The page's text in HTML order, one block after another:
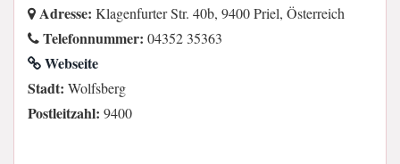
Adresse: Klagenfurter Str. 40b, 9400 Priel, Österreich
Telefonnummer: 04352 35363
Webseite
Stadt: Wolfsberg
Postleitzahl: 9400